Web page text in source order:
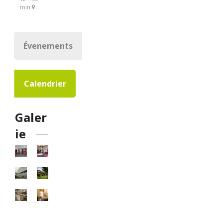
min
Évenements
Calendrier
Galer
ie